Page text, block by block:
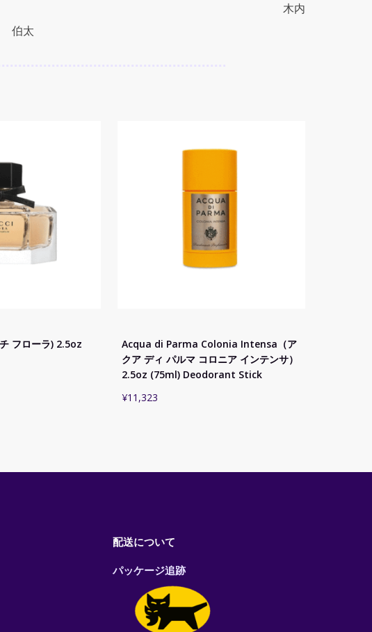
伯太
木内
フローラ) 2.5oz
Acqua di Parma Colonia Intensa（ア
クア ディ パルマ コロニア インテンサ）
2.5oz (75ml) Deodorant Stick
¥11,323
配送について
パッケージ追跡